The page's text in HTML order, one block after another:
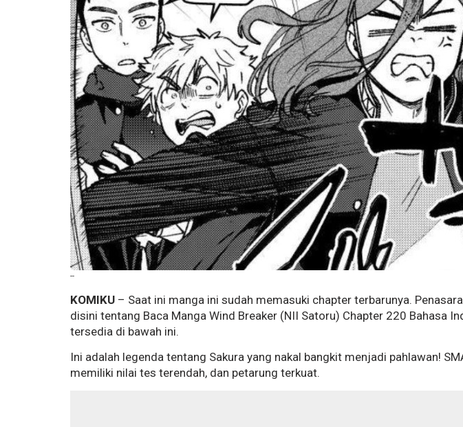
--
KOMIKU – Saat ini manga ini sudah memasuki chapter terbarunya.
disini tentang Baca Manga Wind Breaker (NII Satoru) Chapter 220 Bahasa
tersedia di bawah ini.
Ini adalah legenda tentang Sakura yang nakal bangkit menjadi pahlawan!
memiliki nilai tes terendah, dan petarung terkuat.